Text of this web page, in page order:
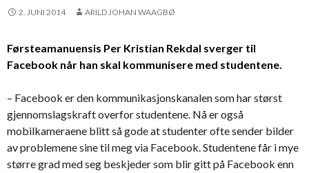
2. JUNI 2014 ARILD JOHAN WAAGBØ
Førsteamanuensis Per Kristian Rekdal sverger til
Facebook når han skal kommunisere med studentene.
– Facebook er den kommunikasjonskanalen som har størst
gjennomslagskraft overfor studentene. Nå er også
mobilkameraene blitt så gode at studenter ofte sender bilder
av problemene sine til meg via Facebook. Studentene får i mye
større grad med seg beskjeder som blir gitt på Facebook enn